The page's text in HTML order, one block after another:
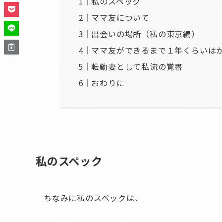
ママ友について
出会いの場所（私の東京編）
ママ友ができるまで１年くらいは
転勤妻として私流の覚書
おわりに
私のスペック
ちなみに私のスペックは、